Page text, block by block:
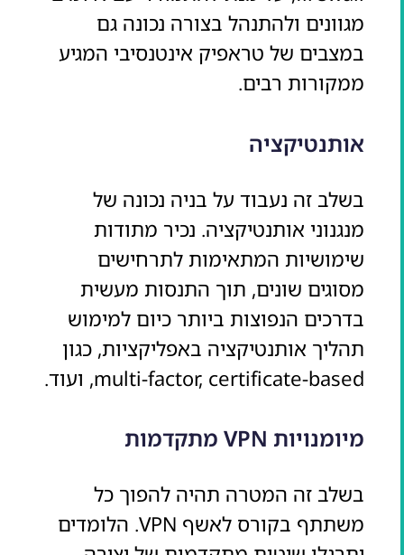
מגוונים ולהתנהל בצורה נכונה גם
במצבים של טראפיק אינטנסיבי המגיע
ממקורות רבים.
אותנטיקציה
בשלב זה נעבוד על בניה נכונה של
מנגנוני אותנטיקציה. נכיר מתודות
שימושיות המתאימות לתרחישים
מסוגים שונים, תוך התנסות מעשית
בדרכים הנפוצות ביותר כיום למימוש
תהליך אותנטיקציה באפליקציות, כגון
multi-factor, certificate-based, ועוד.
מיומנויות VPN מתקדמות
בשלב זה המטרה תהיה להפוך כל
משתתף בקורס לאשף VPN. הלומדים